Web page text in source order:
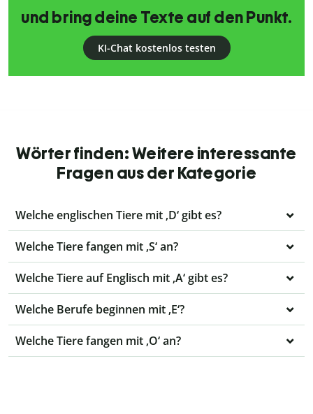
und bring deine Texte auf den Punkt.
KI-Chat kostenlos testen
Wörter finden: Weitere interessante
Fragen aus der Kategorie
Welche englischen Tiere mit ‚D‘ gibt es?
Welche Tiere fangen mit ‚S‘ an?
Welche Tiere auf Englisch mit ‚A‘ gibt es?
Welche Berufe beginnen mit ‚E‘?
Welche Tiere fangen mit ‚O‘ an?